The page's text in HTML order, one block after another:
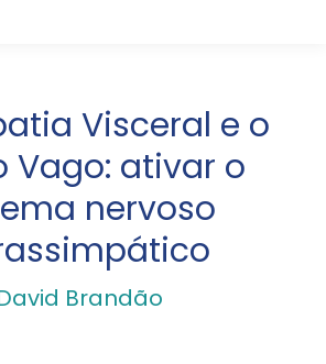
Visceral e o
Vago: ativar o
nervoso
Brandão